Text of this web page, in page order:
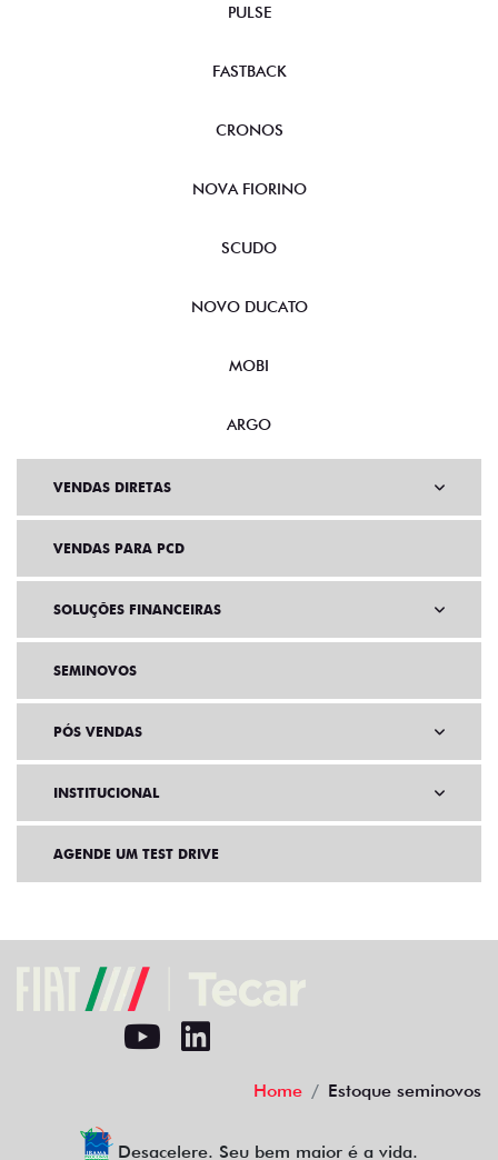
PULSE
FASTBACK
CRONOS
NOVA FIORINO
SCUDO
NOVO DUCATO
MOBI
ARGO
VENDAS DIRETAS
VENDAS PARA PCD
SOLUÇÕES FINANCEIRAS
SEMINOVOS
PÓS VENDAS
INSTITUCIONAL
AGENDE UM TEST DRIVE
Home Estoque seminovos
Desacelere. Seu bem maior é a vida.